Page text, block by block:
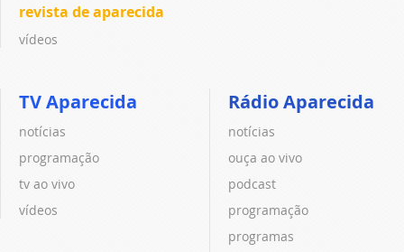
revista de aparecida
vídeos
TV Aparecida
notícias
programação
tv ao vivo
vídeos
Rádio Aparecida
notícias
ouça ao vivo
podcast
programação
programas